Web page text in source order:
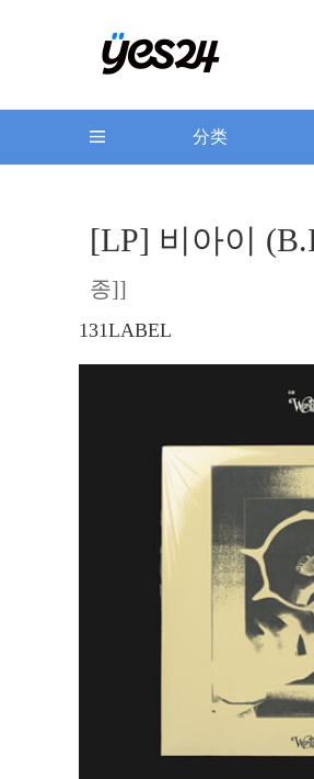
分类
[LP] 비아이
종]]
131LABEL